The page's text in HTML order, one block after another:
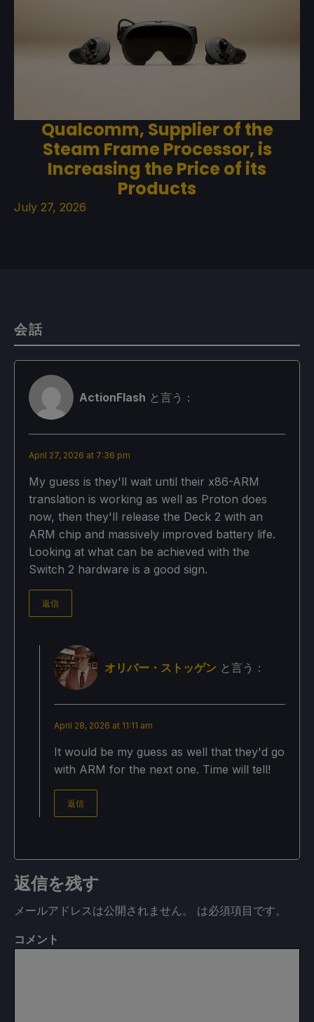
Qualcomm, Supplier of the
Steam Frame Processor, is
Increasing the Price of its
Products
July 27, 2026
会話
ActionFlash と言う：
April 27, 2026 at 7:36 pm
My guess is they'll wait until their x86-ARM
translation is working as well as Proton does
now, then they'll release the Deck 2 with an
ARM chip and massively improved battery life.
Looking at what can be achieved with the
Switch 2 hardware is a good sign.
返信
オリバー・ストッゲン と言う：
April 28, 2026 at 11:11 am
It would be my guess as well that they'd go
with ARM for the next one. Time will tell!
返信
返信を残す
メールアドレスは公開されません。 は必須項目です。
コメント